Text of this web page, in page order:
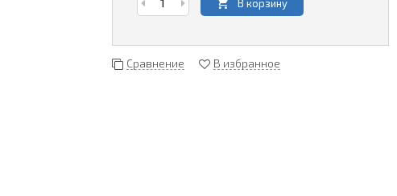
В корзину
Сравнение В избранное